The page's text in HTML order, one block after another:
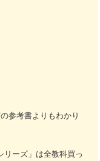
参考書よりもわかり
リーズ」は全教科買っ